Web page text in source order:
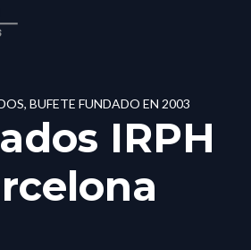
BUFETE FUNDADO EN 2003
IRPH